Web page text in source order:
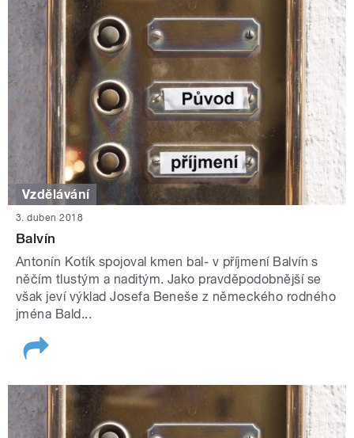
Vzdělávání
3. duben 2018
Balvín
Antonín Kotík spojoval kmen bal- v příjmení Balvín s
něčím tlustým a naditým. Jako pravděpodobnější se
však jeví výklad Josefa Beneše z německého rodného
jména Bald...